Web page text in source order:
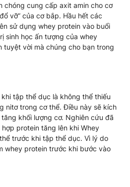
chóng cung cấp axit amin cho cơ
vỡ” của cơ bắp. Hầu hết các
sử dụng whey protein vào buổi
sinh học ấn tượng của whey
tuyệt vời mà chúng cho bạn trong
tập thể dục là không thể thiếu
nitơ trong cơ thể. Điều này sẽ kích
khối lượng cơ. Nghiên cứu đã
protein tăng lên khi Whey
trước khi tập thể dục. Vì lý do
whey protein trước khi bước vào